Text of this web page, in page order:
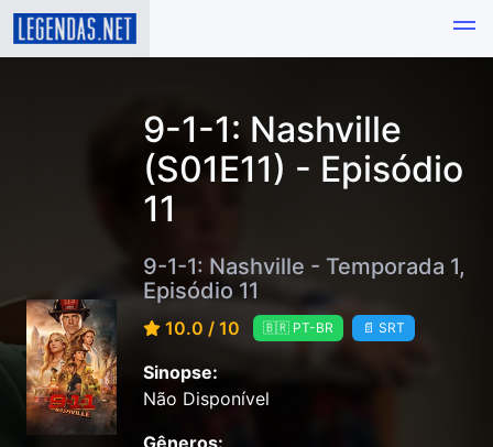
9-1-1: Nashville
(S01E11) - Episódio
11
9-1-1: Nashville - Temporada 1,
Episódio 11
10.0 / 10 🇧🇷 PT-BR 📄 SRT
Sinopse:
Não Disponível